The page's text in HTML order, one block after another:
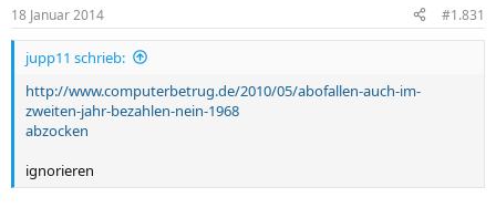
18 Januar 2014 #1.831
jupp11 schrieb:
http://www.computerbetrug.de/2010/05/abofallen-auch-im-
zweiten-jahr-bezahlen-nein-1968
abzocken
ignorieren